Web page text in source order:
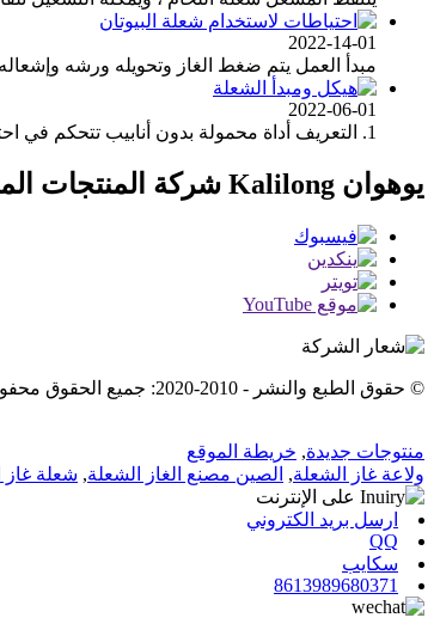
2022-14-01
مبدأ العمل يتم ضغط الغاز وتحويله ورشه
2022-06-01
1. التعريف أداة محمولة بدون أنابيب تتحكم في احتراق الغاز لتكوين شعلة أسطوانية للتسخين واللحام ، تُعرف أيضًا باسم الشعلة المحمولة (تستخدم ...
يوهوان Kalilong شركة المنتجات المعدنية ، المحدودة.
© حقوق الطبع والنشر - 2010-2020: جميع الحقوق محفوظة.
منتوجات جديدة, خريطة الموقع
ولاعة غاز الشعلة, الصين مصنع الغاز الشعلة, شعلة غاز
ارسل بريد الكتروني
QQ
سكايب
8613989680371